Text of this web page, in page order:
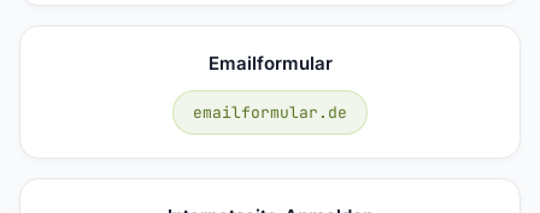
Emailformular
emailformular.de